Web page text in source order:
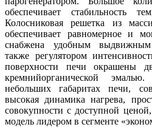
обеспечивает стабильность
Колосниковая решетка из
обеспечивает равномерное и
снабжена удобным
также регулятором
поверхности печи окрашены
кремнийорганической
небольших габаритах печи,
высокая динамика нагрева,
совокупности с доступной
модель лидером в сегменте